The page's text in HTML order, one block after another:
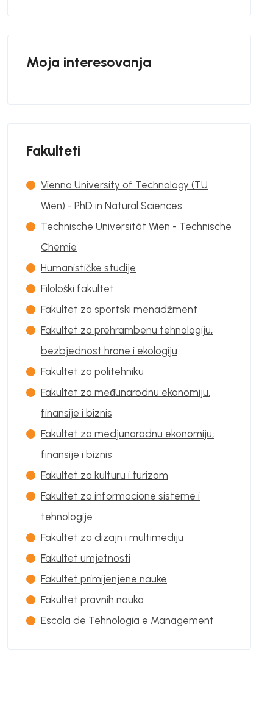
Moja interesovanja
Fakulteti
Vienna University of Technology (TU
Wien) - PhD in Natural Sciences
Technische Universität Wien - Technische
Chemie
Humanističke studije
Filološki fakultet
Fakultet za sportski menadžment
Fakultet za prehrambenu tehnologiju,
bezbjednost hrane i ekologiju
Fakultet za politehniku
Fakultet za međunarodnu ekonomiju,
finansije i biznis
Fakultet za medjunarodnu ekonomiju,
finansije i biznis
Fakultet za kulturu i turizam
Fakultet za informacione sisteme i
tehnologije
Fakultet za dizajn i multimediju
Fakultet umjetnosti
Fakultet primijenjene nauke
Fakultet pravnih nauka
Escola de Tehnologia e Management